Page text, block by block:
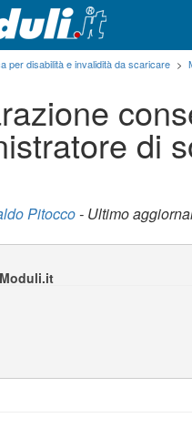
per disabilità e invalidità da scaricare >
di
Pitocco- Ultimo